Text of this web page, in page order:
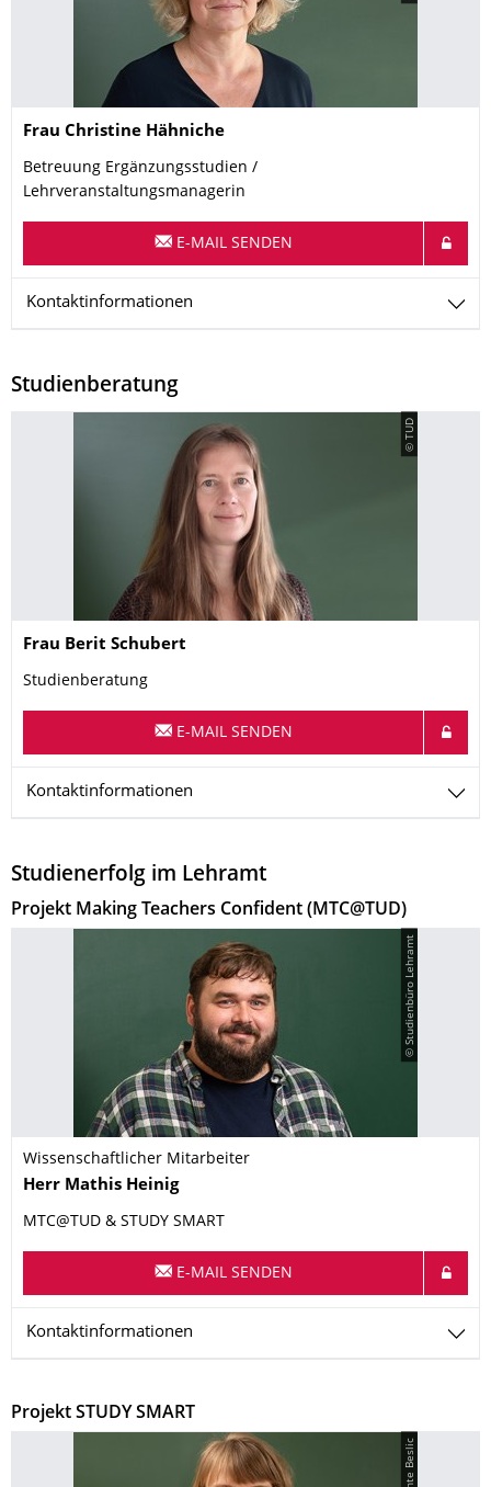
Name
Frau Christine Hähniche
Betreuung Ergänzungsstudien /
Lehrveranstaltungsmanagerin
E-MAIL SENDEN
Kontaktinformationen
Studienberatung
© TUD
Name
Frau Berit Schubert
Studienberatung
E-MAIL SENDEN
Kontaktinformationen
Studienerfolg im Lehramt
Projekt Making Teachers Confident (MTC@TUD)
© Studienbüro Lehramt
Wissenschaftlicher Mitarbeiter
Name
Herr Mathis Heinig
MTC@TUD & STUDY SMART
E-MAIL SENDEN
Kontaktinformationen
Projekt STUDY SMART
© Ante Beslic